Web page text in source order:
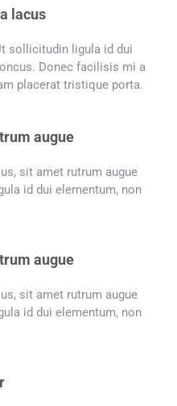
lacus
sollicitudin ligula id dui
Donec facilisis mi a
placerat tristique porta.
augue
sit amet rutrum augue
id dui elementum, non
augue
sit amet rutrum augue
id dui elementum, non